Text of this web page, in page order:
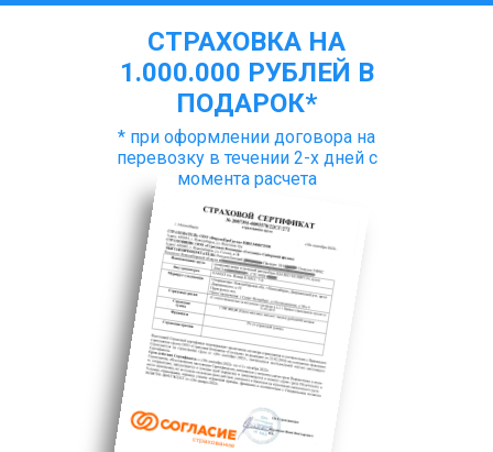
СТРАХОВКА НА
1.000.000 РУБЛЕЙ В
ПОДАРОК*
* при оформлении договора на
перевозку в течении 2-х дней с
момента расчета